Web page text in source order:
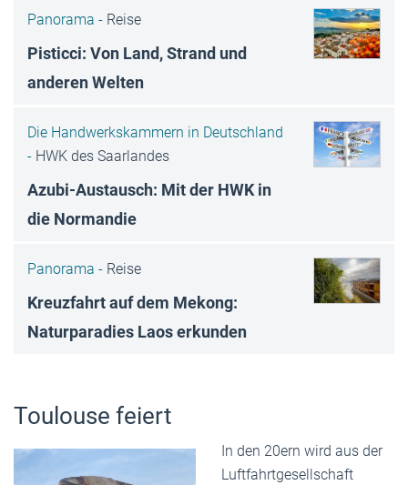
Panorama - Reise
Pisticci: Von Land, Strand und
anderen Welten
Die Handwerkskammern in Deutschland
- HWK des Saarlandes
Azubi-Austausch: Mit der HWK in
die Normandie
Panorama - Reise
Kreuzfahrt auf dem Mekong:
Naturparadies Laos erkunden
Toulouse feiert
In den 20ern wird aus der
Luftfahrtgesellschaft